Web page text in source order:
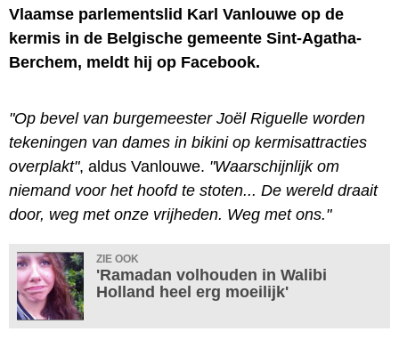
Vlaamse parlementslid Karl Vanlouwe op de
kermis in de Belgische gemeente Sint-Agatha-
Berchem, meldt hij op Facebook.
"Op bevel van burgemeester Joël Riguelle worden
tekeningen van dames in bikini op kermisattracties
overplakt", aldus Vanlouwe. "Waarschijnlijk om
niemand voor het hoofd te stoten... De wereld draait
door, weg met onze vrijheden. Weg met ons."
ZIE OOK
'Ramadan volhouden in Walibi
Holland heel erg moeilijk'